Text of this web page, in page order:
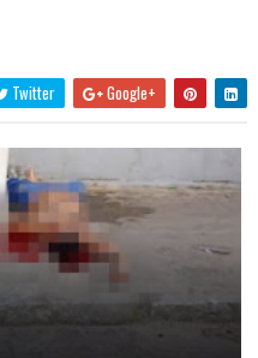
Twitter Google+